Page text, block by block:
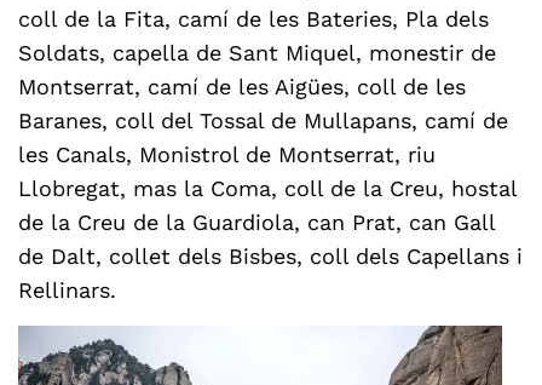
coll de la Fita, camí de les Bateries, Pla dels
Soldats, capella de Sant Miquel, monestir de
Montserrat, camí de les Aigües, coll de les
Baranes, coll del Tossal de Mullapans, camí de
les Canals, Monistrol de Montserrat, riu
Llobregat, mas la Coma, coll de la Creu, hostal
de la Creu de la Guardiola, can Prat, can Gall
de Dalt, collet dels Bisbes, coll dels Capellans i
Rellinars.